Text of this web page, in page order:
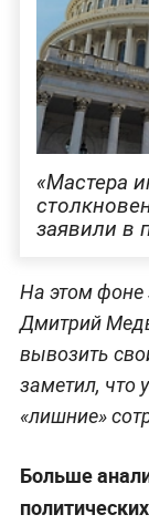
«Мастера
заявили в
На этом фоне
Дмитрий
вывозить
заметил, что
«лишние»
Больше